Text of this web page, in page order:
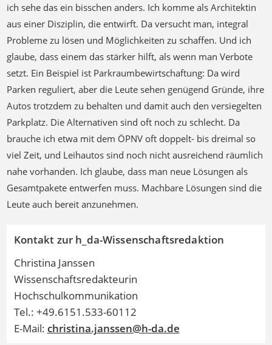
ich sehe das ein bisschen anders. Ich komme als Architektin
aus einer Disziplin, die entwirft. Da versucht man, integral
Probleme zu lösen und Möglichkeiten zu schaffen. Und ich
glaube, dass einem das stärker hilft, als wenn man Verbote
setzt. Ein Beispiel ist Parkraumbewirtschaftung: Da wird
Parken reguliert, aber die Leute sehen genügend Gründe, ihre
Autos trotzdem zu behalten und damit auch den versiegelten
Parkplatz. Die Alternativen sind oft noch zu schlecht. Da
brauche ich etwa mit dem ÖPNV oft doppelt- bis dreimal so
viel Zeit, und Leihautos sind noch nicht ausreichend räumlich
nahe vorhanden. Ich glaube, dass man neue Lösungen als
Gesamtpakete entwerfen muss. Machbare Lösungen sind die
Leute auch bereit anzunehmen.
Kontakt zur h_da-Wissenschaftsredaktion
Christina Janssen
Wissenschaftsredakteurin
Hochschulkommunikation
Tel.: +49.6151.533-60112
E-Mail: christina.janssen@h-da.de